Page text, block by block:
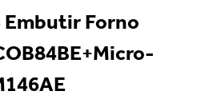
Forno